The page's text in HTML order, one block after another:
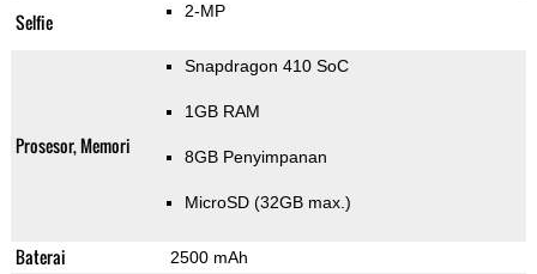
Selfie 2-MP
Prosesor, Memori
Snapdragon 410 SoC
1GB RAM
8GB Penyimpanan
MicroSD (32GB max.)
Baterai 2500 mAh